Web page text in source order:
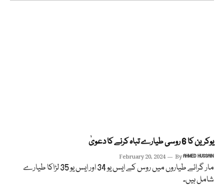
یوکرین کا 6 روسی طیارے تباہ کرنے کا دعویٰ
February 20, 2024 ByAHMED HUSSAIN
مار گرائے طیاروں میں روس کے ایس یو 34 اور ایس یو 35 لڑاکا طیارے
شامل ہیں۔